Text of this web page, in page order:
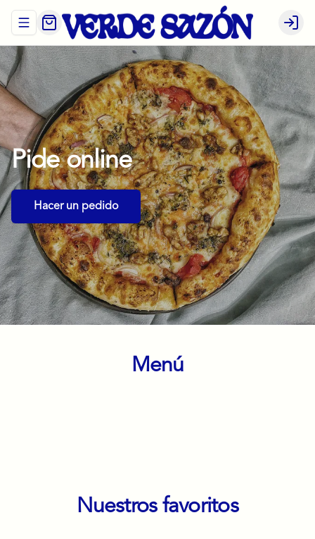
Abrir menu de navegación Login
Pide online
Hacer un pedido
Menú
Nuestros favoritos